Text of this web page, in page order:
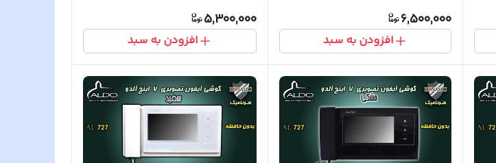
6,500,000
افزودن به سبد
5,300,000
افزودن به سبد